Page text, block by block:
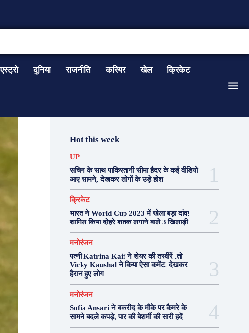
एस्ट्रो दुनिया राजनीति करियर खेल क्रिकेट
Hot this week
UP
सचिन के साथ पाकिस्तानी सीमा हैदर के कई वीडियो
आए सामने, देखकर लोगों के उड़े होश
क्रिकेट
भारत ने World Cup 2023 में खेला बड़ा दांव!
शामिल किया दोहरे शतक लगाने वाले 3 खिलाड़ी
मनोरंजन
पत्नी Katrina Kaif ने शेयर की तस्वीरें ,तो
Vicky Kaushal ने किया ऐसा कमेंट, देखकर
हैरान हुए लोग
मनोरंजन
Sofia Ansari ने बकरीद के मौके पर कैमरे के
सामने बदले कपड़े, पार की बेशर्मी की सारी हदें